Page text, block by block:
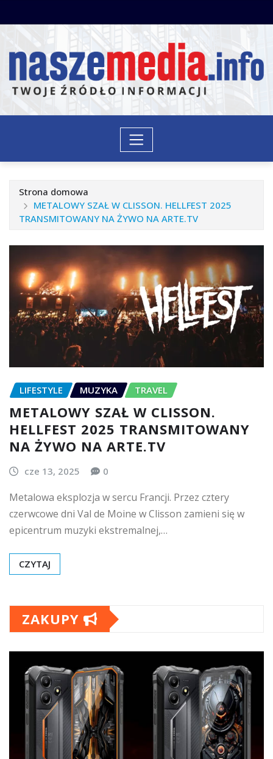
do
Strona domowa
METALOWY SZAŁ W CLISSON. HELLFEST 2025
TRANSMITOWANY NA ŻYWO NA ARTE.TV
LIFESTYLE MUZYKA TRAVEL
METALOWY SZAŁ W CLISSON.
HELLFEST 2025 TRANSMITOWANY
NA ŻYWO NA ARTE.TV
cze 13, 2025 0
Metalowa eksplozja w sercu Francji. Przez cztery
czerwcowe dni Val de Moine w Clisson zamieni się w
epicentrum muzyki ekstremalnej,…
CZYTAJ
ZAKUPY